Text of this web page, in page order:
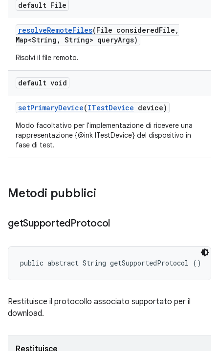
default File
resolveRemoteFiles(File consideredFile ,
Map<String , String> queryArgs)
Risolvi il file remoto.
default void
setPrimaryDevice(ITestDevice device)
Modo facoltativo per l'implementazione di ricevere una
rappresentazione {@ink ITestDevice} del dispositivo in
fase di test.
Metodi pubblici
getSupportedProtocol
public abstract String getSupportedProtocol ()
Restituisce il protocollo associato supportato per il
download.
Restituisce